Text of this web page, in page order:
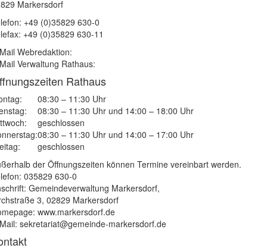
Markersdorf
+49 (0)35829 630-0
+49 (0)35829 630-11
Webredaktion:
Verwaltung Rathaus:
Rathaus
08:30 – 11:30 Uhr
08:30 – 11:30 Uhr und 14:00 – 18:00 Uhr
geschlossen
08:30 – 11:30 Uhr und 14:00 – 17:00 Uhr
geschlossen
der Öffnungszeiten können Termine vereinbart werden.
035829 630-0
Gemeindeverwaltung Markersdorf,
3, 02829 Markersdorf
www.markersdorf.de
sekretariat@gemeinde-markersdorf.de